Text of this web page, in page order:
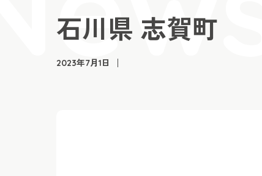
石川県 志賀町
2023年7月1日